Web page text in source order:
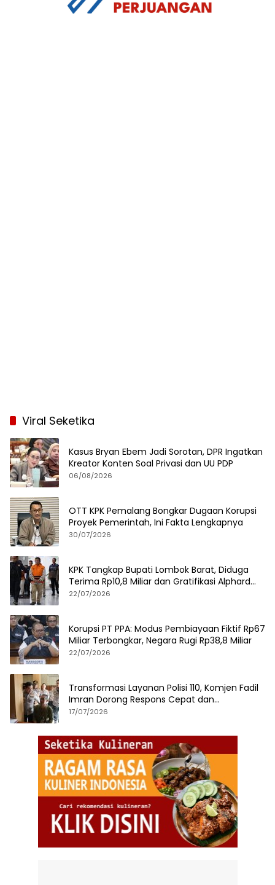
Viral Seketika
Kasus Bryan Ebem Jadi Sorotan, DPR Ingatkan
Kreator Konten Soal Privasi dan UU PDP
06/08/2026
OTT KPK Pemalang Bongkar Dugaan Korupsi
Proyek Pemerintah, Ini Fakta Lengkapnya
30/07/2026
KPK Tangkap Bupati Lombok Barat, Diduga
Terima Rp10,8 Miliar dan Gratifikasi Alphard
hingga iPhone 17 Pro
22/07/2026
Korupsi PT PPA: Modus Pembiayaan Fiktif Rp67
Miliar Terbongkar, Negara Rugi Rp38,8 Miliar
22/07/2026
Transformasi Layanan Polisi 110, Komjen Fadil
Imran Dorong Respons Cepat dan
Terintegrasi
17/07/2026